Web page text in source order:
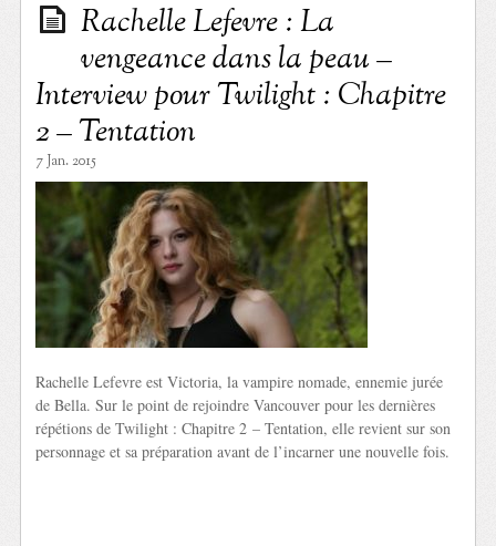
Rachelle Lefevre : La
vengeance dans la peau –
Interview pour Twilight : Chapitre
2 – Tentation
7 Jan. 2015
Rachelle Lefevre est Victoria, la vampire nomade, ennemie jurée
de Bella. Sur le point de rejoindre Vancouver pour les dernières
répétions de Twilight : Chapitre 2 – Tentation, elle revient sur son
personnage et sa préparation avant de l’incarner une nouvelle fois.